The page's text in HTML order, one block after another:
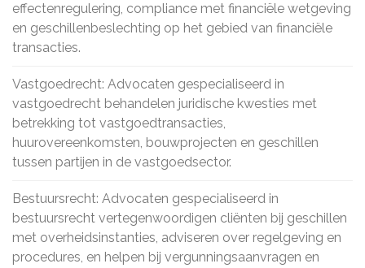
effectenregulering, compliance met financiële wetgeving
en geschillenbeslechting op het gebied van financiële
transacties.
Vastgoedrecht: Advocaten gespecialiseerd in
vastgoedrecht behandelen juridische kwesties met
betrekking tot vastgoedtransacties,
huurovereenkomsten, bouwprojecten en geschillen
tussen partijen in de vastgoedsector.
Bestuursrecht: Advocaten gespecialiseerd in
bestuursrecht vertegenwoordigen cliënten bij geschillen
met overheidsinstanties, adviseren over regelgeving en
procedures, en helpen bij vergunningsaanvragen en